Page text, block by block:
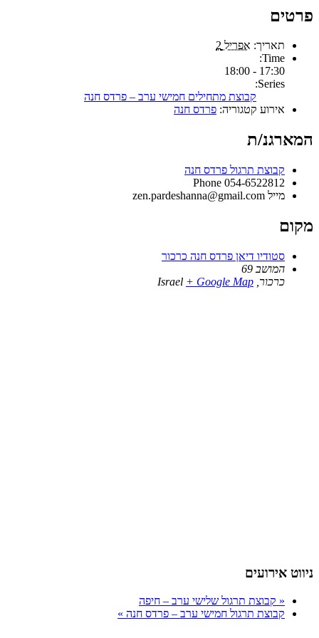
פרטים
תאריך: אפריל 2
Time:
17:30 - 18:00
Series:
קבוצת מתחילים חמישי ערב – פרדס חנה
אירוע קטגוריה: פרדס חנה
המארגנ/ת
קבוצת תרגול פרדס חנה
Phone 054-6522812
מייל zen.pardeshanna@gmail.com
מקום
סטודיו דיאן פרדס חנה כרכור
המושב 69
כרכור
Israel + Google Map
ניווט אירועים
« קבוצת תרגול שלישי ערב – חיפה
קבוצת תרגול חמישי ערב – פרדס חנה »